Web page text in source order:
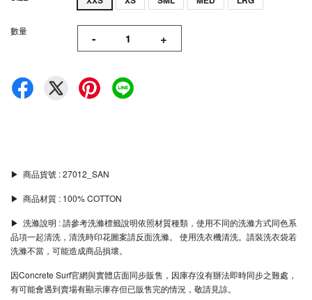
數量 - +
▶︎ 商品貨號 : 27012_SAN
▶︎ 商品材質 : 100% COTTON
▶︎ 洗滌說明 : 請參考洗滌標籤說明依照材質種類，使用不同的洗滌方式同色系
品項一起清洗，清洗時印花圖案請反面洗滌。 使用洗衣機清洗。請裝洗衣袋若
洗滌不當，可能造成商品損壞。
因Concrete Surf官網與實體店面同步販售，因庫存沒有辦法即時同步之難處，
有可能會遇到賣場有顯示庫存但已販售完的情況，敬請見諒。